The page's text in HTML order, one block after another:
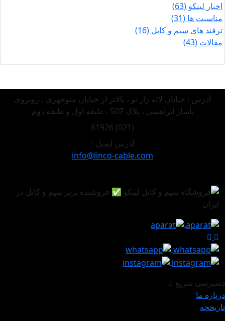
اخبار لینکو (63)
مناسبت ها (31)
ترفند های سیم و کابل (16)
مقالات (43)
آدرس : خیابان لاله زار نو ، بالاتر از خیابان منوچهری ، روبروی
پاساژ ابراهیمی ، پلاک 507 ، طبقه اول و طبقه دوم
(021) 61926
آدرس ایمیل :
info@linco-cable.com
دسترسی سریع
درباره ما
تاریخچه